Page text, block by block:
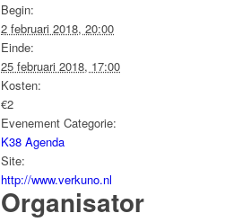
Begin:
2 februari 2018, 20:00
Einde:
25 februari 2018, 17:00
Kosten:
€2
Evenement Categorie:
K38 Agenda
Site:
http://www.verkuno.nl
Organisator